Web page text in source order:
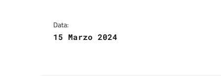
Data:
15 Marzo 2024